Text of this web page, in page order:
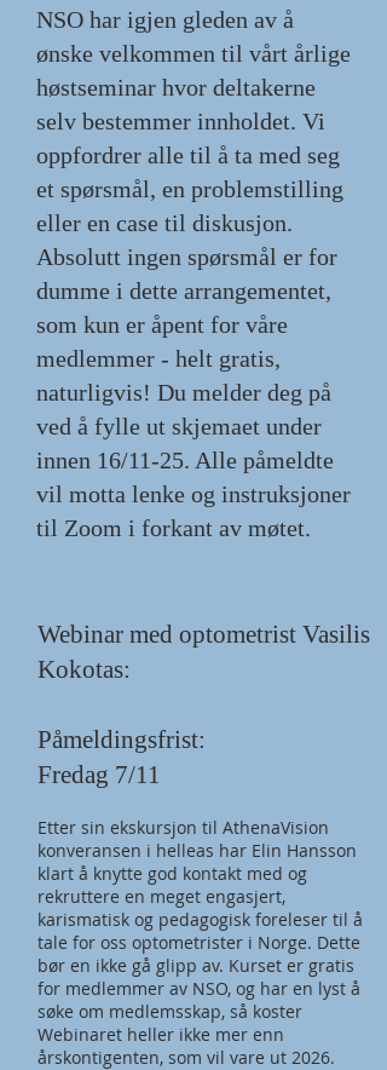
NSO har igjen gleden av å
ønske velkommen til vårt årlige
høstseminar hvor deltakerne
selv bestemmer innholdet. Vi
oppfordrer alle til å ta med seg
et spørsmål, en problemstilling
eller en case til diskusjon.
Absolutt ingen spørsmål er for
dumme i dette arrangementet,
som kun er åpent for våre
medlemmer - helt gratis,
naturligvis! Du melder deg på
ved å fylle ut skjemaet under
innen 16/11-25. Alle påmeldte
vil motta lenke og instruksjoner
til Zoom i forkant av møtet.
Webinar med optometrist Vasilis
Kokotas:
Påmeldingsfrist:
Fredag 7/11
Etter sin ekskursjon til AthenaVision
konveransen i helleas har Elin Hansson
klart å knytte god kontakt med og
rekruttere en meget engasjert,
karismatisk og pedagogisk foreleser til å
tale for oss optometrister i Norge. Dette
bør en ikke gå glipp av. Kurset er gratis
for medlemmer av NSO, og har en lyst å
søke om medlemsskap, så koster
Webinaret heller ikke mer enn
årskontigenten, som vil vare ut 2026.